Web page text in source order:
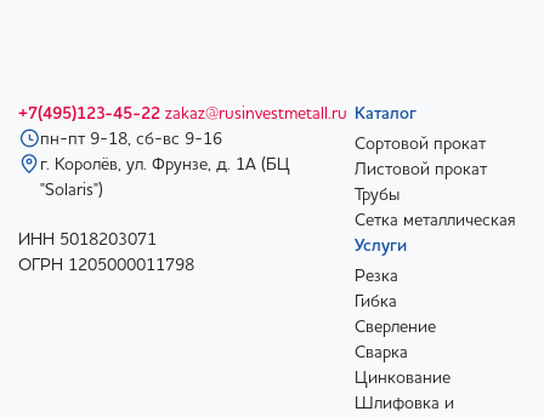
+7(495)123-45-22 zakaz@rusinvestmetall.ru
пн-пт 9-18, сб-вс 9-16
г. Королёв, ул. Фрунзе, д. 1А (БЦ
"Solaris")
ИНН 5018203071
ОГРН 1205000011798
Каталог
Сортовой прокат
Листовой прокат
Трубы
Сетка металлическая
Услуги
Резка
Гибка
Сверление
Сварка
Цинкование
Шлифовка и